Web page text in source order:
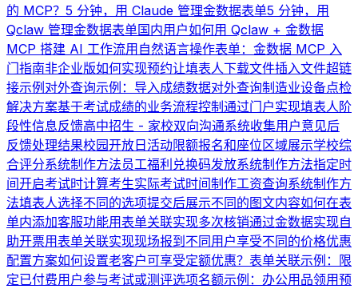
的 MCP？ 5 分钟，用 Claude 管理金数据表单5 分钟，用
Qclaw 管理金数据表单国内用户如何用 Qclaw + 金数据
MCP 搭建 AI 工作流用自然语言操作表单：金数据 MCP 入
门指南非企业版如何实现预约让填表人下载文件插入文件超链
接示例对外查询示例：导入成绩数据对外查询制造业设备点检
解决方案基于考试成绩的业务流程控制通过门户实现填表人阶
段性信息反馈高中招生 - 家校双向沟通系统收集用户意见后
反馈处理结果校园开放日活动限额报名和座位区域展示学校综
合评分系统制作方法员工福利兑换码发放系统制作方法指定时
间开启考试时计算考生实际考试时间制作工资查询系统制作方
法填表人选择不同的选项提交后展示不同的图文内容如何在表
单内添加客服功能用表单关联实现多次核销通过金数据实现自
助开票用表单关联实现现场报到不同用户享受不同的价格优惠
配置方案如何设置老客户可享受定额优惠？ 表单关联示例：限
定已付费用户参与考试或测评选项名额示例：办公用品领用预